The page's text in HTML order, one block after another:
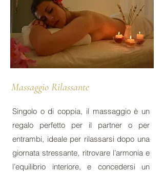
Massaggio Rilassante
Singolo o di coppia, il massaggio è un
regalo perfetto per il partner o per
entrambi, ideale per rilassarsi dopo una
giornata stressante, ritrovare l’armonia e
l’equilibrio interiore, e concedersi un